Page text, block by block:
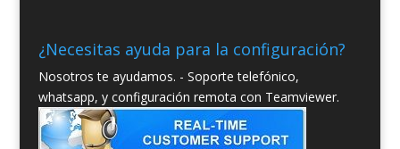
¿Necesitas ayuda para la configuración?
Nosotros te ayudamos. - Soporte telefónico,
whatsapp, y configuración remota con Teamviewer.